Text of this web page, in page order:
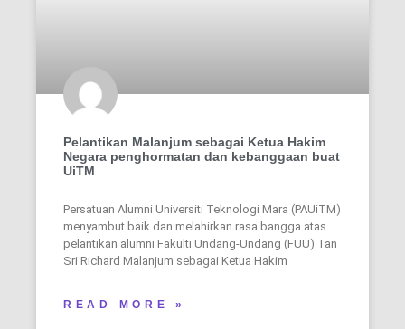
Pelantikan Malanjum sebagai Ketua Hakim
Negara penghormatan dan kebanggaan buat
UiTM
Persatuan Alumni Universiti Teknologi Mara (PAUiTM)
menyambut baik dan melahirkan rasa bangga atas
pelantikan alumni Fakulti Undang-Undang (FUU) Tan
Sri Richard Malanjum sebagai Ketua Hakim
READ MORE »